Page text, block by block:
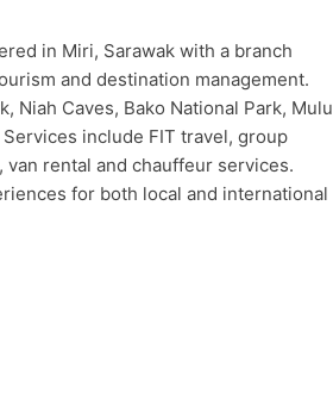
in Miri, Sarawak with a branch
and destination management.
Niah Caves, Bako National Park, Mulu
include FIT travel, group
rental and chauffeur services.
for both local and international